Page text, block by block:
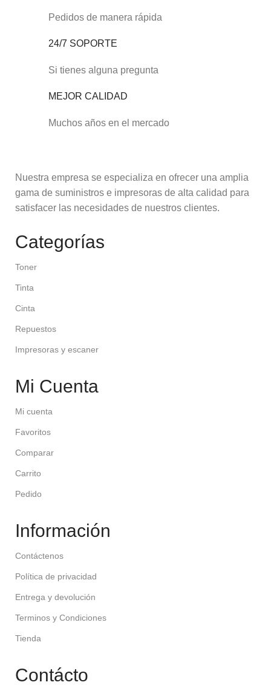
Pedidos de manera rápida
24/7 SOPORTE
Si tienes alguna pregunta
MEJOR CALIDAD
Muchos años en el mercado
Nuestra empresa se especializa en ofrecer una amplia
gama de suministros e impresoras de alta calidad para
satisfacer las necesidades de nuestros clientes.
Categorías
Toner
Tinta
Cinta
Repuestos
Impresoras y escaner
Mi Cuenta
Mi cuenta
Favoritos
Comparar
Carrito
Pedido
Información
Contáctenos
Política de privacidad
Entrega y devolución
Terminos y Condiciones
Tienda
Contácto